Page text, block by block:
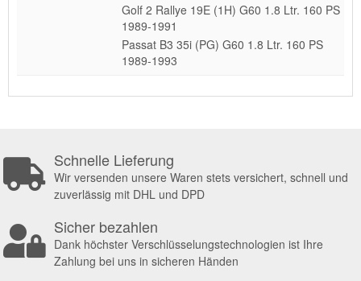
Golf 2 Rallye 19E (1H) G60 1.8 Ltr. 160 PS
1989-1991
Passat B3 35i (PG) G60 1.8 Ltr. 160 PS
1989-1993
Schnelle Lieferung
Wir versenden unsere Waren stets versichert, schnell und
zuverlässig mit DHL und DPD
Sicher bezahlen
Dank höchster Verschlüsselungstechnologien ist Ihre
Zahlung bei uns in sicheren Händen